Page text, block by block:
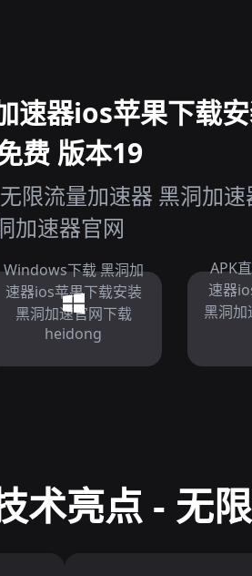
速器ios苹果下载
费 版本19
限流量加速器 黑洞加
加速器官网
Windows下载 黑洞加
速器ios苹果下载安装
黑洞加速官网下载
heidong
APK
速器
黑洞加
术亮点 - 无